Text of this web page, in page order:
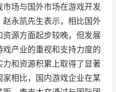
场与国外市场在游戏开发
永凯先生表示，相比国外
源方面起步较晚，但发展
产业的重视和支持力度的
和资源积累上取得了显著
相比，国内游戏企业在某